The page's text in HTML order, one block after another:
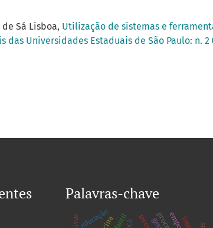
Sá Lisboa, Utilização de sistemas e
das Universidades Estaduais de São Paulo: n.
Palavras-chave
educação